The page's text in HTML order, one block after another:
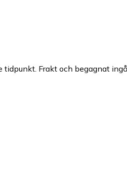
Frakt och begagnat